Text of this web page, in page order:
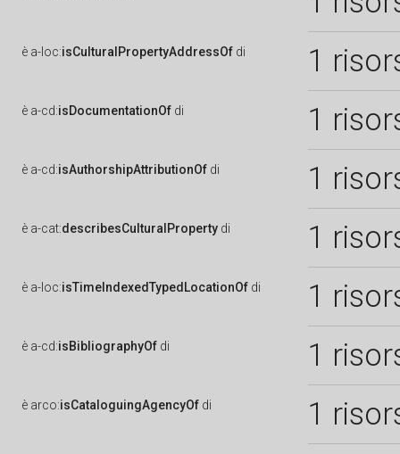
è a-loc:isCulturalPropertyAddressOf di 1
è a-cd:isDocumentationOf di 1
è a-cd:isAuthorshipAttributionOf di 1
è a-cat:describesCulturalProperty di 1
è a-loc:isTimeIndexedTypedLocationOf di 1
è a-cd:isBibliographyOf di 1
è arco:isCataloguingAgencyOf di 1